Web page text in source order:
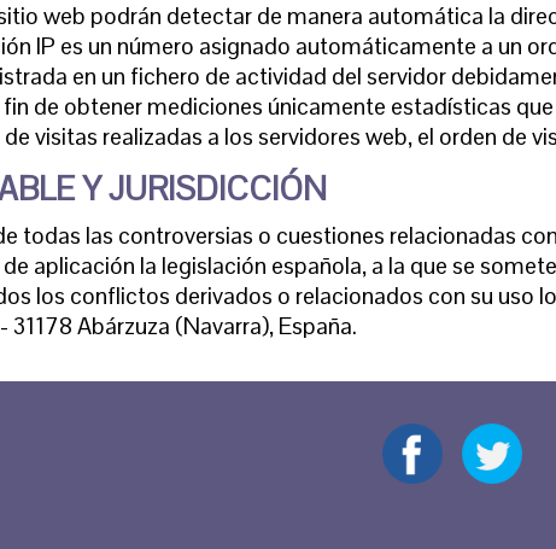
web podrán detectar de manera automática la
IP es un número asignado automáticamente a un
en un fichero de actividad del servidor
de obtener mediciones únicamente estadísticas
visitas realizadas a los servidores web, el orden de
Y JURISDICCIÓN
todas las controversias o cuestiones relacionadas
aplicación la legislación española, a la que se
los conflictos derivados o relacionados con su uso
31178 Abárzuza (Navarra), España.